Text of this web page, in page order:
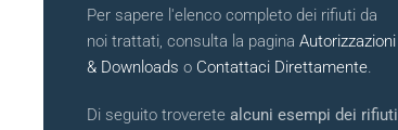
Per sapere l'elenco completo dei rifiuti da
noi trattati, consulta la pagina Autorizzazioni
& Downloads o Contattaci Direttamente.
Di seguito troverete alcuni esempi dei rifiuti